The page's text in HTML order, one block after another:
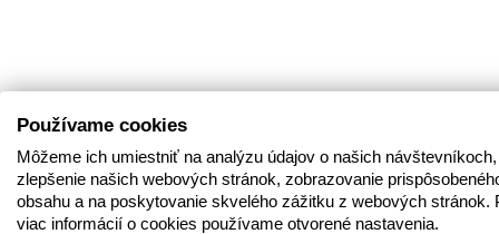
Používame cookies
Môžeme ich umiestniť na analýzu údajov o našich
zlepšenie našich webových stránok, zobrazovanie
obsahu a na poskytovanie skvelého zážitku z webových stránok.
viac informácií o cookies používame otvorené nastavenia.